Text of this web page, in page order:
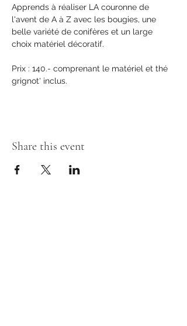
Apprends à réaliser LA couronne de
l'avent de A à Z avec les bougies, une
belle variété de conifères et un large
choix matériel décoratif.
Prix : 140.- comprenant le matériel et thé
grignot' inclus.
Share this event